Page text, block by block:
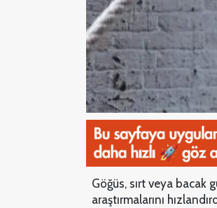
Göğüs, sırt veya bacak
araştırmalarını